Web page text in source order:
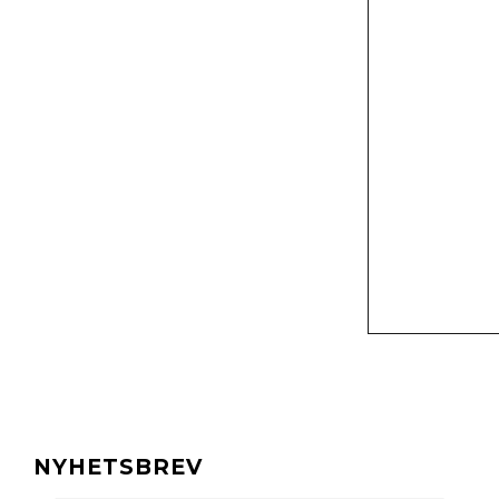
NYHETSBREV